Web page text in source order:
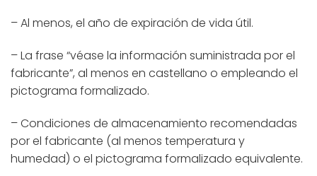
– Al menos, el año de expiración de vida útil.
– La frase “véase la información suministrada por el
fabricante”, al menos en castellano o empleando el
pictograma formalizado.
– Condiciones de almacenamiento recomendadas
por el fabricante (al menos temperatura y
humedad) o el pictograma formalizado equivalente.